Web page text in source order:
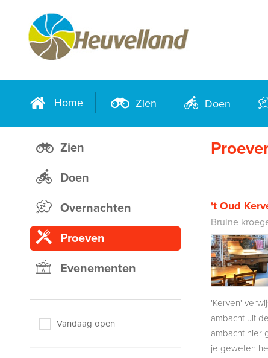
Home Zien Doen
Zien
Doen
Overnachten
Proeven
Evenementen
Vandaag open
't Oud
Bruine
'Kerven'
ambacht uit
ambacht hier
je geweten